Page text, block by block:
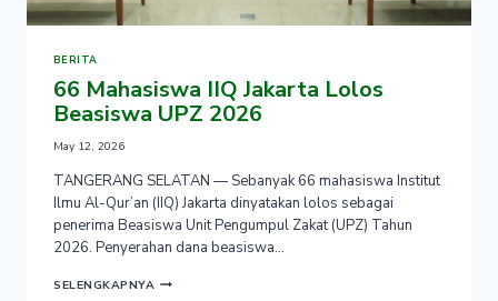
BERITA
66 Mahasiswa IIQ Jakarta Lolos
Beasiswa UPZ 2026
May 12, 2026
TANGERANG SELATAN — Sebanyak 66 mahasiswa Institut
Ilmu Al-Qur’an (IIQ) Jakarta dinyatakan lolos sebagai
penerima Beasiswa Unit Pengumpul Zakat (UPZ) Tahun
2026. Penyerahan dana beasiswa…
SELENGKAPNYA 66